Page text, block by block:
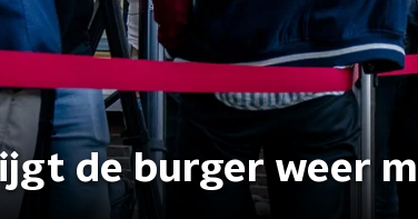
de burger weer